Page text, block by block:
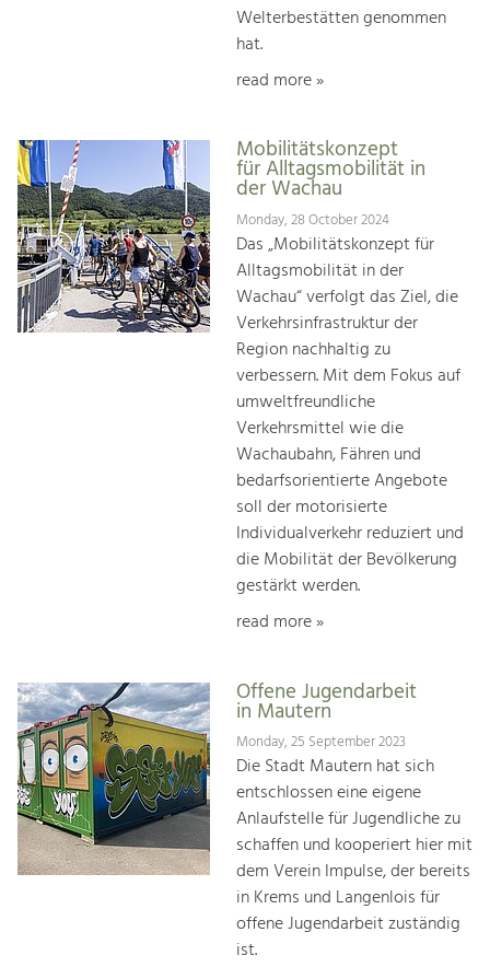
Welterbestätten genommen
hat.
read more »
Mobilitätskonzept
für Alltagsmobilität in
der Wachau
Monday, 28 October 2024
Das „Mobilitätskonzept für
Alltagsmobilität in der
Wachau“ verfolgt das Ziel, die
Verkehrsinfrastruktur der
Region nachhaltig zu
verbessern. Mit dem Fokus auf
umweltfreundliche
Verkehrsmittel wie die
Wachaubahn, Fähren und
bedarfsorientierte Angebote
soll der motorisierte
Individualverkehr reduziert und
die Mobilität der Bevölkerung
gestärkt werden.
read more »
Offene Jugendarbeit
in Mautern
Monday, 25 September 2023
Die Stadt Mautern hat sich
entschlossen eine eigene
Anlaufstelle für Jugendliche zu
schaffen und kooperiert hier mit
dem Verein Impulse, der bereits
in Krems und Langenlois für
offene Jugendarbeit zuständig
ist.